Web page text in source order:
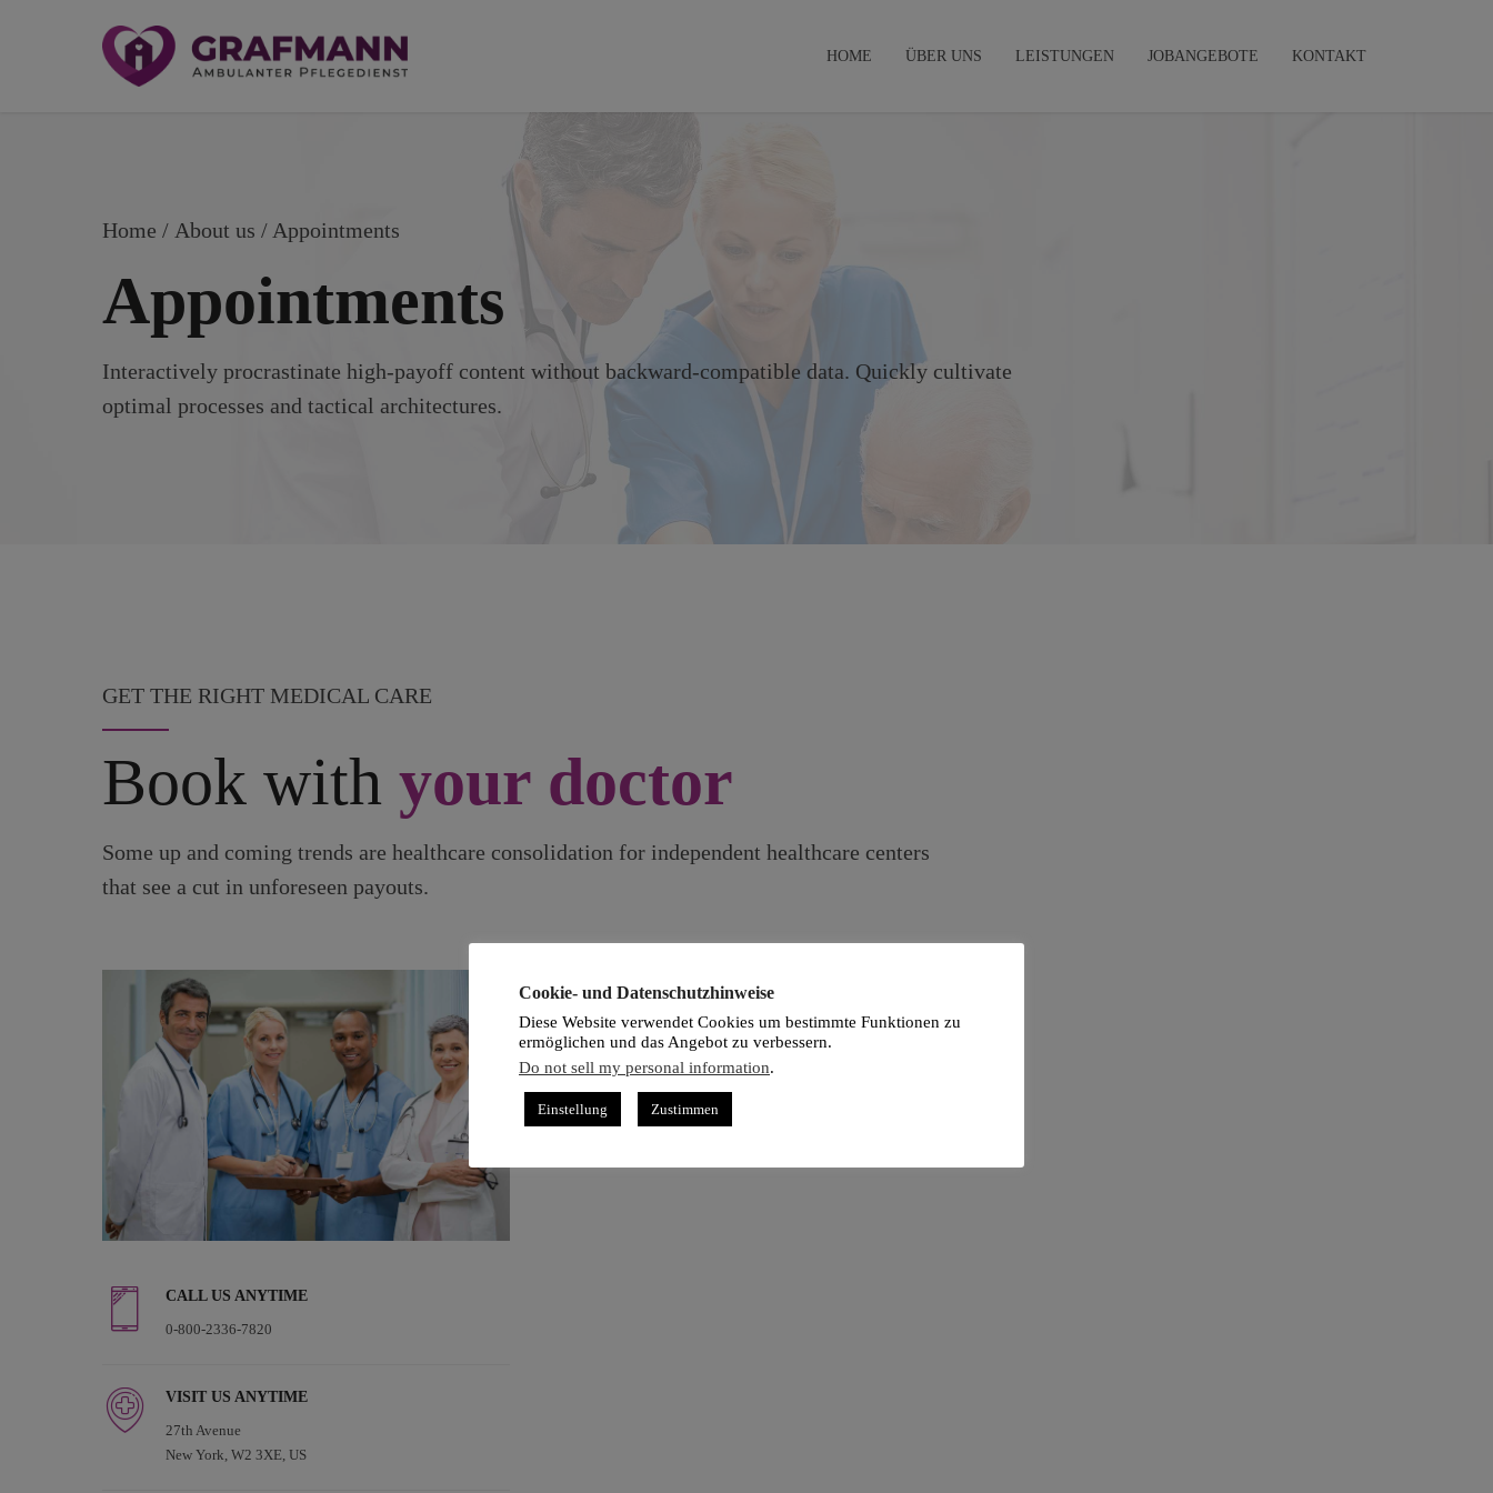
HOME ÜBER UNS LEISTUNGEN JOBANGEBOTE KONTAKT
Home About us / Appointments
Appointments
Interactively procrastinate high-payoff content without backward-compatible data. Quickly cultivate
optimal processes and tactical architectures.
GET THE RIGHT MEDICAL CARE
Book with your doctor
Some up and coming trends are healthcare consolidation for independent healthcare centers
that see a cut in unforeseen payouts.
CALL US ANYTIME
0-800-2336-7820
VISIT US ANYTIME
27th Avenue
New York, W2 3XE, US
Kontaktformular wurde nicht gefunden.
Cookie- und Datenschutzhinweise
Diese Website verwendet Cookies um bestimmte Funktionen zu
ermöglichen und das Angebot zu verbessern.
Do not sell my personal information.
Einstellung Zustimmen